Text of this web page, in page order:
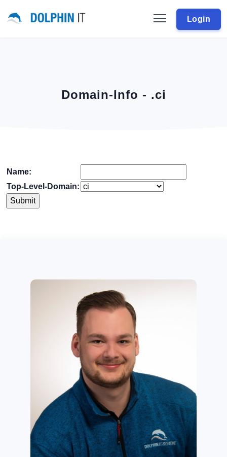
Login
Domain-Info - .ci
Name:
Top-Level-Domain: